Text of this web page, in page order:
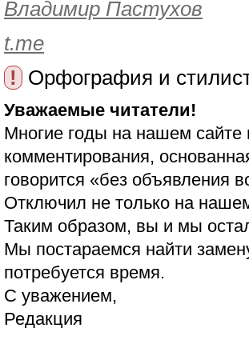
Владимир Пастухов
t.me
!
Орфография и
Уважаемые читатели!
Многие годы на нашем сайте
комментирования,
говорится «без объявления
Отключил не только на
Таким образом, вы и мы
Мы постараемся найти
потребуется время.
С уважением,
Редакция